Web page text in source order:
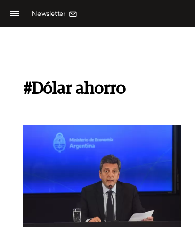
Newsletter
#Dólar ahorro